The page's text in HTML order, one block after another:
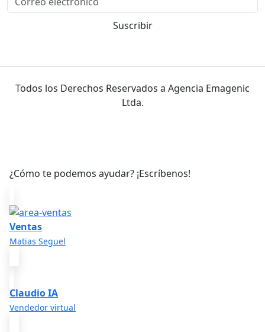
Suscribir
Todos los Derechos Reservados a Agencia Emagenic
Ltda.
¿Cómo te podemos ayudar? ¡Escríbenos!
Ventas
Matias Seguel
Claudio IA
Vendedor virtual